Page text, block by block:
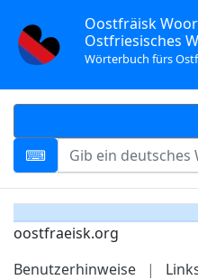
Oostfräisk
Ostfriesisches
Wörterbuch fürs
oostfraeisk.org
Benutzerhinweise
|